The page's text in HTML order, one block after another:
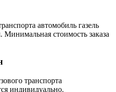
автомобиль газель
Минимальная стоимость заказа
транспорта
индивидуально.